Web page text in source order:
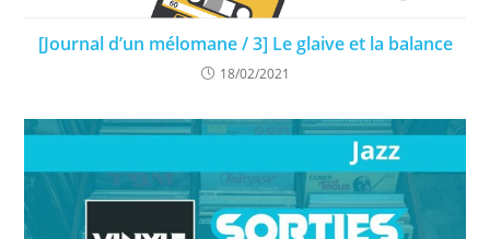
[Journal d’un mélomane / 3] Le glaive et la balance
18/02/2021